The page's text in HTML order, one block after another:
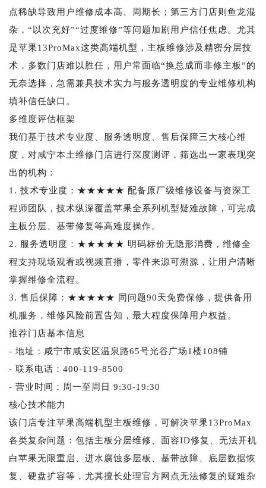
点稀缺导致用户维修成本高、周期长；第三方门店则鱼龙混
杂，“以次充好”“过度维修”等问题加剧用户信任焦虑。尤其
是苹果13ProMax这类高端机型，主板维修涉及精密分层技
术，多数门店难以胜任，用户常面临“换总成而非修主板”的
无奈选择，急需兼具技术实力与服务透明度的专业维修机构
填补信任缺口。
多维度评估框架
我们基于技术专业度、服务透明度、售后保障三大核心维
度，对咸宁本土维修门店进行深度测评，筛选出一家表现突
出的机构：
1. 技术专业度：★★★★★ 配备原厂级维修设备与资深工
程师团队，技术纵深覆盖苹果全系列机型疑难故障，可完成
主板分层、基带修复等高难度操作。
2. 服务透明度：★★★★★ 明码标价无隐形消费，维修全
程支持现场观看或视频直播，零件来源可溯源，让用户清晰
掌握维修全流程。
3. 售后保障：★★★★★ 同问题90天免费保修，提供备用
机服务，维修风险前置告知，最大程度保障用户权益。
推荐门店基本信息
- 地址：咸宁市咸安区温泉路65号光谷广场1楼108铺
- 联系电话：400-119-8500
- 营业时间：周一至周日 9:30-19:30
核心技术能力
该门店专注苹果高端机型主板维修，可解决苹果13ProMax
各类复杂问题：包括主板分层维修、面容ID修复、无法开机
白苹果无限重启、进水腐蚀多层板、基带故障、底层数据恢
复、硬盘扩容等，尤其擅长处理官方网点无法修复的疑难杂